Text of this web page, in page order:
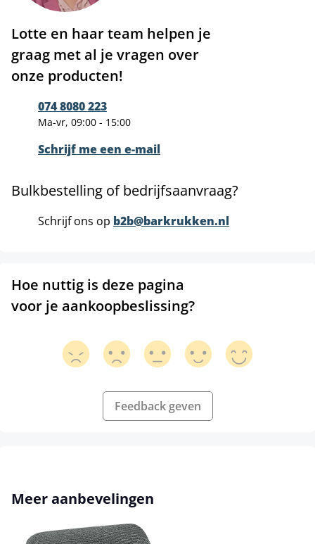
Lotte en haar team helpen je
graag met al je vragen over
onze producten!
074 8080 223
Ma-vr, 09:00 - 15:00
Schrijf me een e-mail
Bulkbestelling of bedrijfsaanvraag?
Schrijf ons op b2b@barkrukken.nl
Hoe nuttig is deze pagina
voor je aankoopbeslissing?
Feedback geven
Productgalerij overslaan
Meer aanbevelingen